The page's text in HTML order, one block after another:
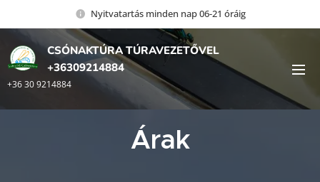
Nyitvatartás minden nap 06-21 óráig
CSÓNAKTÚRA TÚRAVEZETŐVEL
+36309214884
+36 30 9214884
Árak